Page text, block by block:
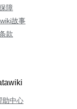
障
故事
款
助中心